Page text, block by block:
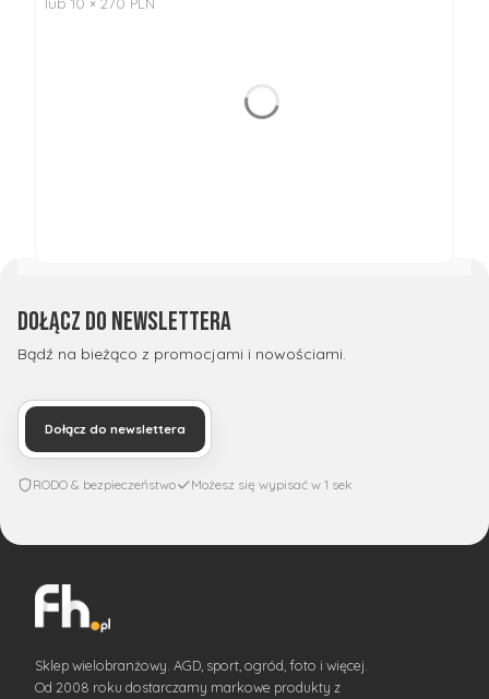
Dołącz do newslettera
Bądź na bieżąco z promocjami i nowościami.
Dołącz do newslettera
RODO & bezpieczeństwo Możesz się wypisać w 1 sek
Sklep wielobranżowy. AGD, sport, ogród, foto i więcej.
Od 2008 roku dostarczamy markowe produkty z